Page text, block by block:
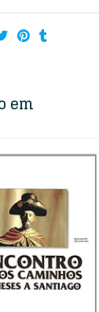
em